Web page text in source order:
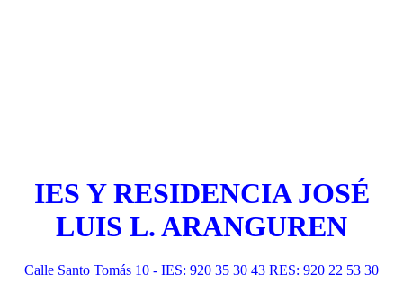
IES Y RESIDENCIA JOSÉ
LUIS L. ARANGUREN
Calle Santo Tomás 10 - IES: 920 35 30 43 RES: 920 22 53 30